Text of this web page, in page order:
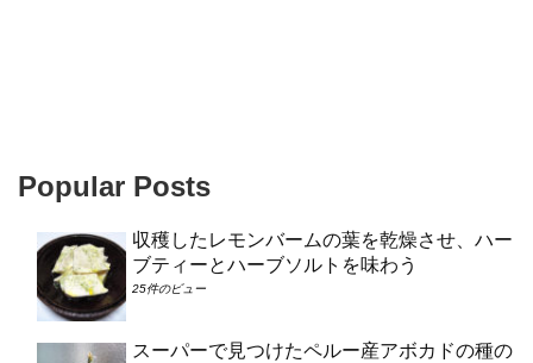
Popular Posts
収穫したレモンバームの葉を乾燥させ、ハー
ブティーとハーブソルトを味わう
25件のビュー
スーパーで見つけたペルー産アボカドの種の